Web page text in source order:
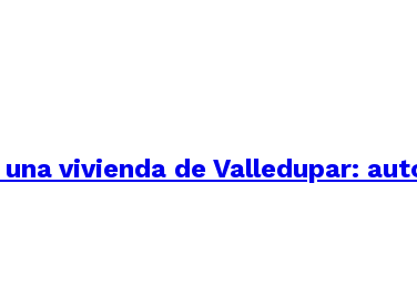
vivienda de Valledupar: